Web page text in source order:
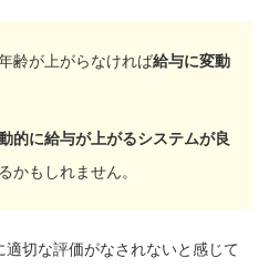
齢が上がらなければ給与に変動
的に給与が上がるシステムが良
かもしれません。
切な評価がなされないと感じて